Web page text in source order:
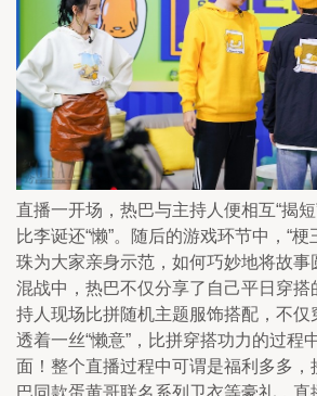
直播一开场，热巴与主持人便相互“揭
比李诞还“懒”。随后的游戏环节中，“
珠为大家亲身示范，如何巧妙地将故事
混战中，热巴不仅分享了自己平日穿搭
持人现场比拼随机主题服饰搭配，不仅
透着一丝“懒意”，比拼穿搭功力的过程
面！整个直播过程中可谓是福利多多，